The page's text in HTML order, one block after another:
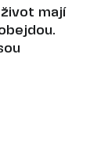
mají